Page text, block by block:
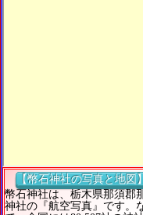
【幣石神社の写真と地図
幣石神社は、栃木県那須郡
神社の『航空写真』です。